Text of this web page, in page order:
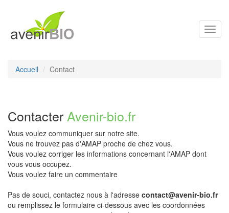
Accueil Contact
Contacter Avenir-bio.fr
Vous voulez communiquer sur notre site.
Vous ne trouvez pas d'AMAP proche de chez vous.
Vous voulez corriger les informations concernant l'AMAP dont
vous vous occupez.
Vous voulez faire un commentaire
Pas de souci, contactez nous à l'adresse contact@avenir-bio.fr
ou remplissez le formulaire ci-dessous avec les coordonnées